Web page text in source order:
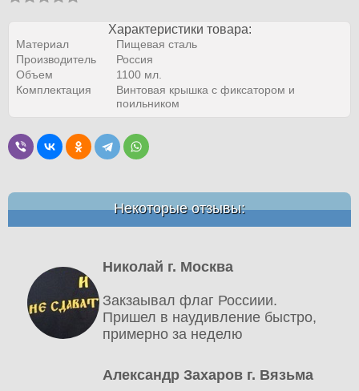
Характеристики товара:
Материал
Пищевая сталь
Производитель
Россия
Объем
1100 мл.
Комплектация
Винтовая крышка с фиксатором и
поильником
Некоторые отзывы:
Николай г. Москва
Закзаывал флаг Россиии.
Пришел в наудивление быстро,
примерно за неделю
Александр Захаров г. Вязьма